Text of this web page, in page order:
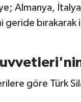
Almanya,
geride
göre Türk